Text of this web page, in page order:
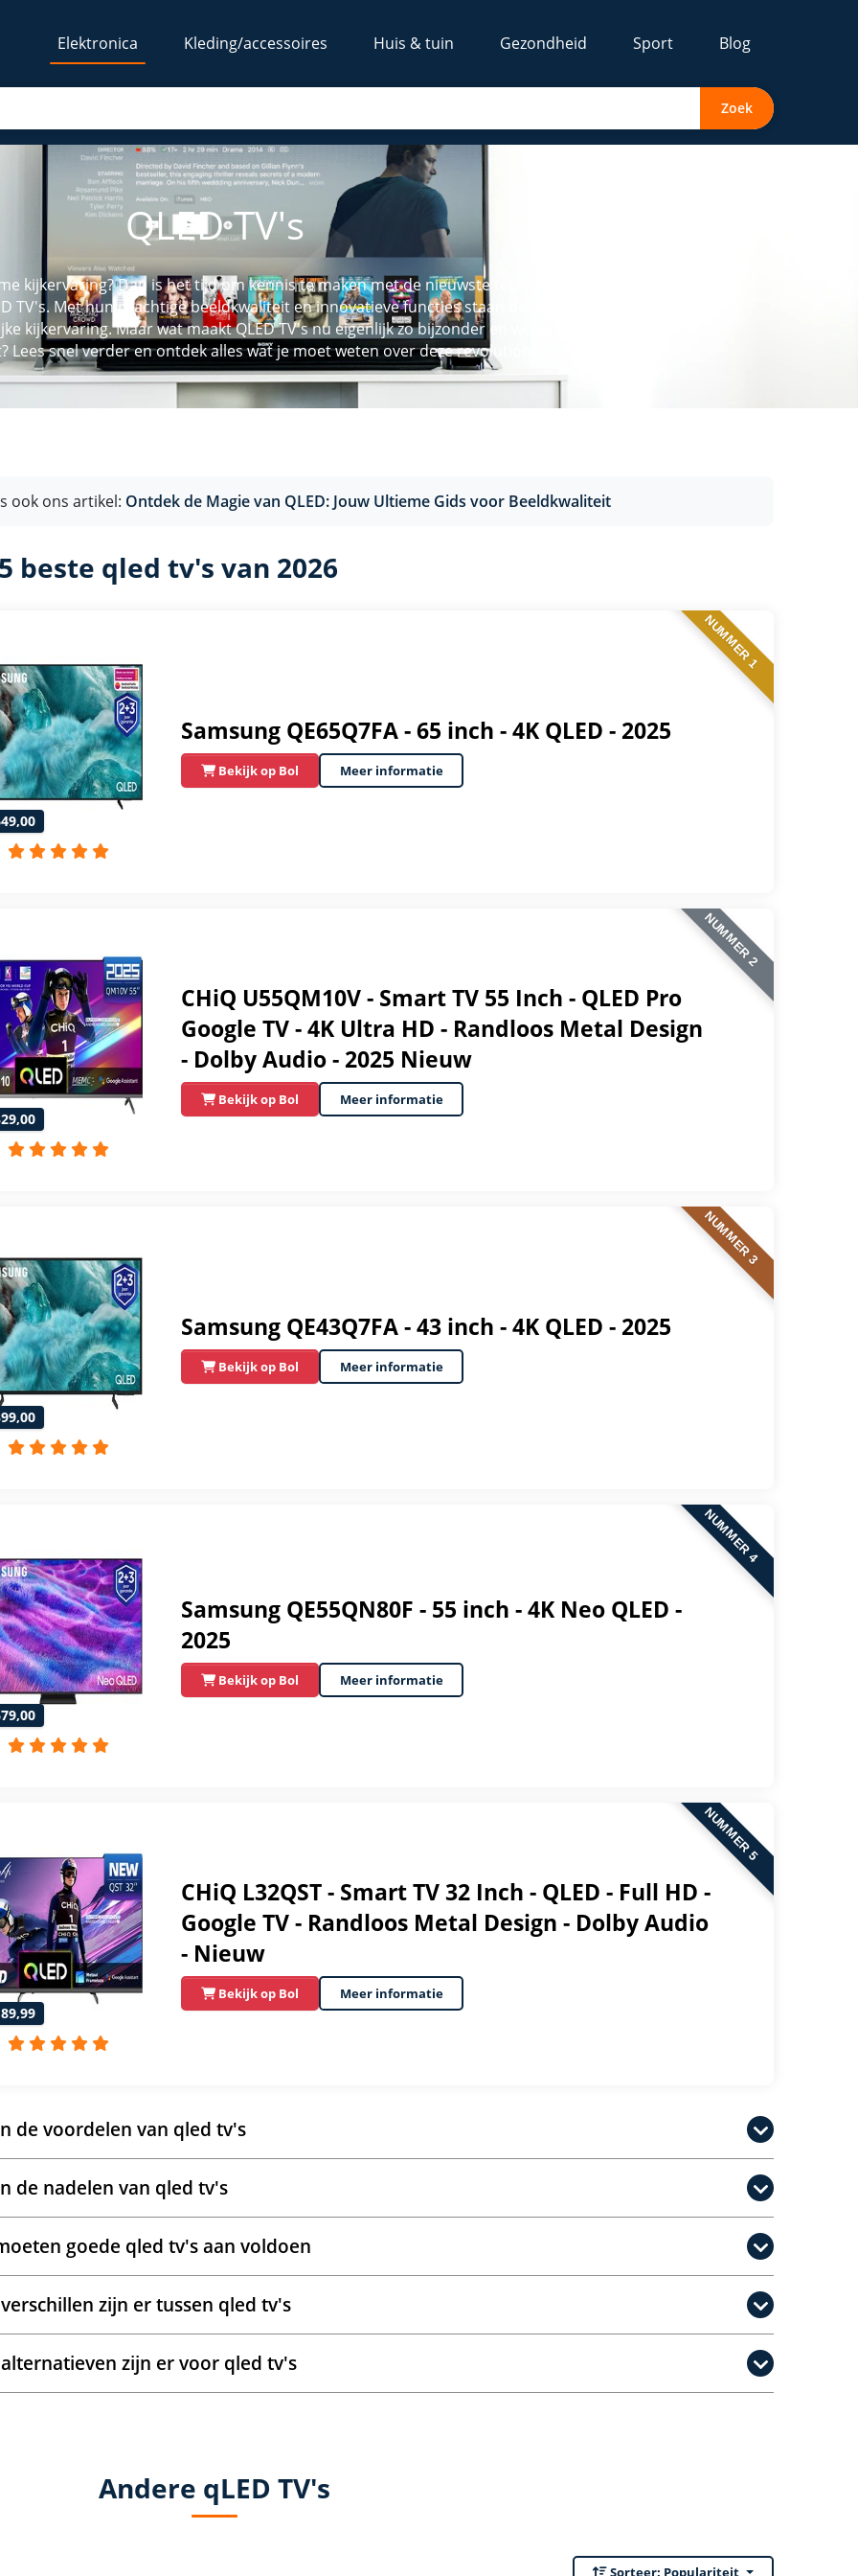
Elektronica Kleding/accessoires Huis & tuin Gezondheid Sport Blog
Zoek
QLED TV's
kijkervaring? Dan is het tijd om kennis te maken met de nieuwste technologie op het
TV's. Met hun prachtige beeldkwaliteit en innovatieve functies staan deze televisies
kijkervaring. Maar wat maakt QLED TV's nu eigenlijk zo bijzonder en welke voordelen
Lees snel verder en ontdek alles wat je moet weten over deze revolutionaire televisies.
ook ons artikel: Ontdek de Magie van QLED: Jouw Ultieme Gids voor Beeldkwaliteit
beste qled tv's van 2026
NUMMER 1
Samsung QE65Q7FA - 65 inch - 4K QLED - 2025
Bekijk op Bol Meer informatie
NUMMER 2
CHiQ U55QM10V - Smart TV 55 Inch - QLED Pro
Google TV - 4K Ultra HD - Randloos Metal Design
- Dolby Audio - 2025 Nieuw
Bekijk op Bol Meer informatie
NUMMER 3
Samsung QE43Q7FA - 43 inch - 4K QLED - 2025
Bekijk op Bol Meer informatie
NUMMER 4
Samsung QE55QN80F - 55 inch - 4K Neo QLED -
2025
Bekijk op Bol Meer informatie
NUMMER 5
CHiQ L32QST - Smart TV 32 Inch - QLED - Full HD -
Google TV - Randloos Metal Design - Dolby Audio
- Nieuw
Bekijk op Bol Meer informatie
de voordelen van qled tv's
de nadelen van qled tv's
goede qled tv's aan voldoen
zijn er tussen qled tv's
zijn er voor qled tv's
Andere qLED TV's
Sorteer: Populariteit